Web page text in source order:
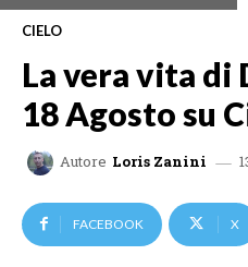
CIELO
La vera vita di
18 Agosto su
Autore Loris Zanini
FACEBOOK X